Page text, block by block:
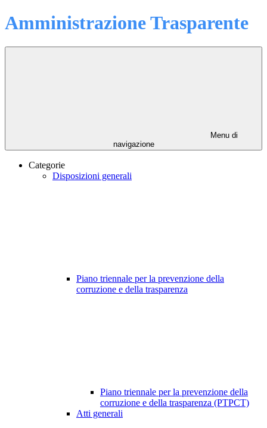
Amministrazione Trasparente
Menu di
navigazione
Categorie
Disposizioni generali
Piano triennale per la prevenzione della
corruzione e della trasparenza
Piano triennale per la prevenzione della
corruzione e della trasparenza (PTPCT)
Atti generali